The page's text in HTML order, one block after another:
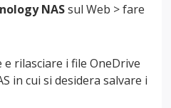
NASsul Web > fare
e rilasciare i file OneDrive
in cui si desidera salvare i